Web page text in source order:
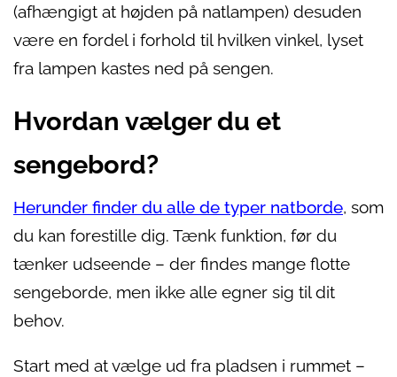
(afhængigt at højden på natlampen) desuden
være en fordel i forhold til hvilken vinkel, lyset
fra lampen kastes ned på sengen.
Hvordan vælger du et
sengebord?
Herunder finder du alle de typer natborde, som
du kan forestille dig. Tænk funktion, før du
tænker udseende – der findes mange flotte
sengeborde, men ikke alle egner sig til dit
behov.
Start med at vælge ud fra pladsen i rummet –